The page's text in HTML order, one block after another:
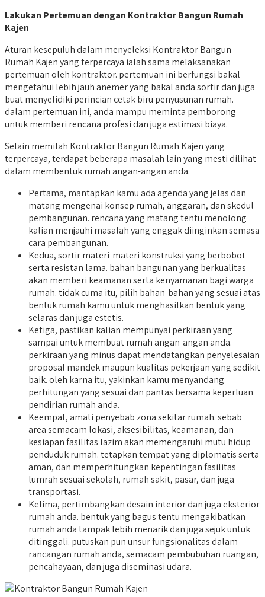
Lakukan Pertemuan dengan Kontraktor Bangun Rumah
Kajen
Aturan kesepuluh dalam menyeleksi Kontraktor Bangun
Rumah Kajen yang terpercaya ialah sama melaksanakan
pertemuan oleh kontraktor. pertemuan ini berfungsi bakal
mengetahui lebih jauh anemer yang bakal anda sortir dan juga
buat menyelidiki perincian cetak biru penyusunan rumah.
dalam pertemuan ini, anda mampu meminta pemborong
untuk memberi rencana profesi dan juga estimasi biaya.
Selain memilah Kontraktor Bangun Rumah Kajen yang
terpercaya, terdapat beberapa masalah lain yang mesti dilihat
dalam membentuk rumah angan-angan anda.
Pertama, mantapkan kamu ada agenda yang jelas dan
matang mengenai konsep rumah, anggaran, dan skedul
pembangunan. rencana yang matang tentu menolong
kalian menjauhi masalah yang enggak diinginkan semasa
cara pembangunan.
Kedua, sortir materi-materi konstruksi yang berbobot
serta resistan lama. bahan bangunan yang berkualitas
akan memberi keamanan serta kenyamanan bagi warga
rumah. tidak cuma itu, pilih bahan-bahan yang sesuai atas
bentuk rumah kamu untuk menghasilkan bentuk yang
selaras dan juga estetis.
Ketiga, pastikan kalian mempunyai perkiraan yang
sampai untuk membuat rumah angan-angan anda.
perkiraan yang minus dapat mendatangkan penyelesaian
proposal mandek maupun kualitas pekerjaan yang sedikit
baik. oleh karna itu, yakinkan kamu menyandang
perhitungan yang sesuai dan pantas bersama keperluan
pendirian rumah anda.
Keempat, amati penyebab zona sekitar rumah. sebab
area semacam lokasi, aksesibilitas, keamanan, dan
kesiapan fasilitas lazim akan memengaruhi mutu hidup
penduduk rumah. tetapkan tempat yang diplomatis serta
aman, dan memperhitungkan kepentingan fasilitas
lumrah sesuai sekolah, rumah sakit, pasar, dan juga
transportasi.
Kelima, pertimbangkan desain interior dan juga eksterior
rumah anda. bentuk yang bagus tentu mengakibatkan
rumah anda tampak lebih menarik dan juga sejuk untuk
ditinggali. putuskan pun unsur fungsionalitas dalam
rancangan rumah anda, semacam pembubuhan ruangan,
pencahayaan, dan juga diseminasi udara.